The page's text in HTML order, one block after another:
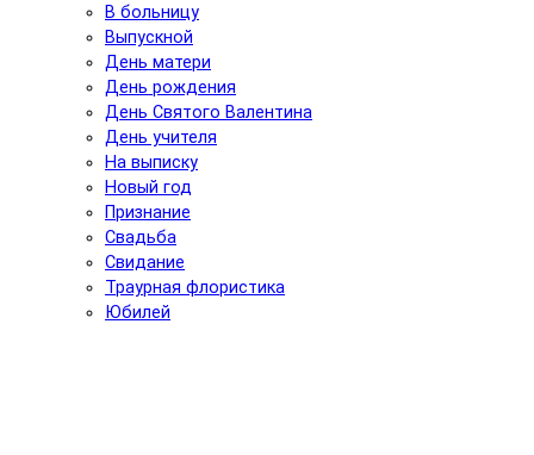
В больницу
Выпускной
День матери
День рождения
День Святого Валентина
День учителя
На выписку
Новый год
Признание
Свадьба
Свидание
Траурная флористика
Юбилей